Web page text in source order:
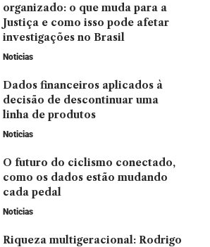
organizado: o que muda para a
Justiça e como isso pode afetar
investigações no Brasil
Noticias
Dados financeiros aplicados à
decisão de descontinuar uma
linha de produtos
Noticias
O futuro do ciclismo conectado,
como os dados estão mudando
cada pedal
Noticias
Riqueza multigeracional: Rodrigo